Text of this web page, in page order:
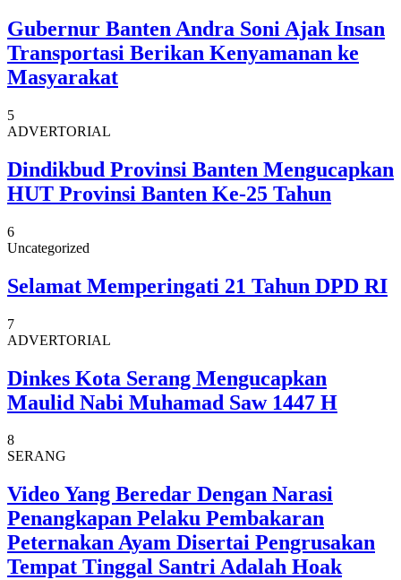
Gubernur Banten Andra Soni Ajak Insan
Transportasi Berikan Kenyamanan ke
Masyarakat
5
ADVERTORIAL
Dindikbud Provinsi Banten Mengucapkan
HUT Provinsi Banten Ke-25 Tahun
6
Uncategorized
Selamat Memperingati 21 Tahun DPD RI
7
ADVERTORIAL
Dinkes Kota Serang Mengucapkan
Maulid Nabi Muhamad Saw 1447 H
8
SERANG
Video Yang Beredar Dengan Narasi
Penangkapan Pelaku Pembakaran
Peternakan Ayam Disertai Pengrusakan
Tempat Tinggal Santri Adalah Hoak